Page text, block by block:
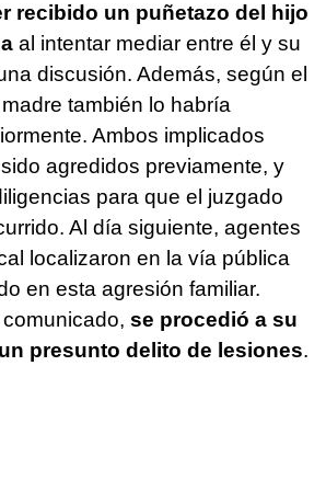
recibido un puñetazo del hijo
al intentar mediar entre él y su
discusión. Además, según el
también lo habría
Ambos implicados
agredidos previamente, y
para que el juzgado
Al día siguiente, agentes
localizaron en la vía pública
en esta agresión familiar.
se procedió a su
presunto delito de lesiones.